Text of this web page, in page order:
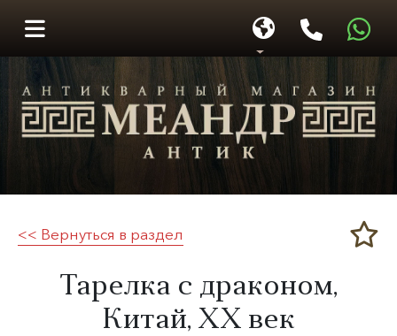
Меандр-Антик
<< Вернуться в раздел
​Тарелка с драконом,
Китай, XX век